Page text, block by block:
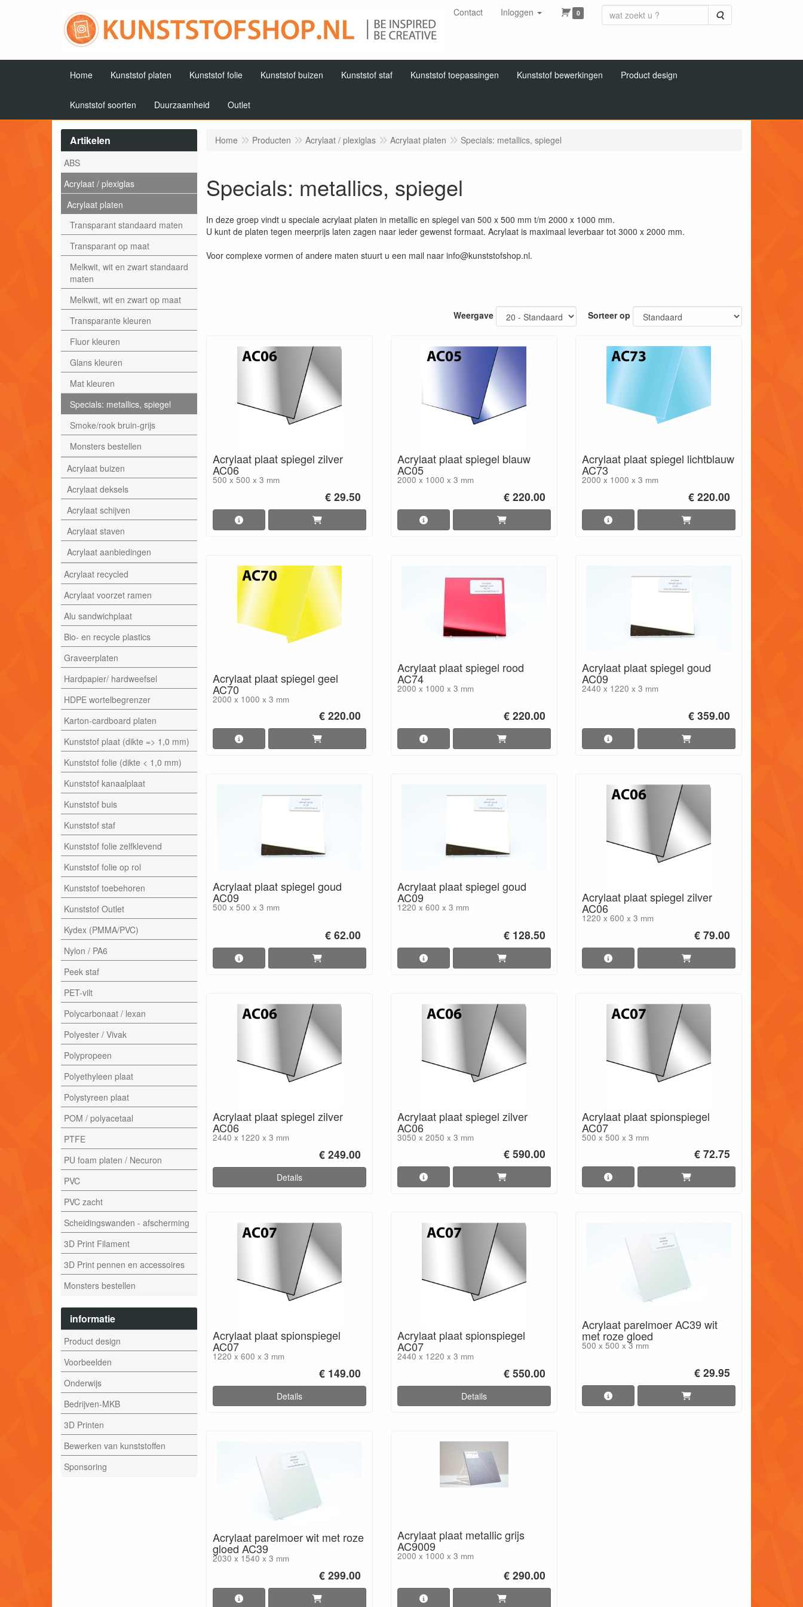
Contact Inloggen 0 Zoeken
Home Kunststof platen Kunststof folie Kunststof buizen Kunststof staf Kunststof toepassingen Kunststof bewerkingen Product design
Kunststof soorten Duurzaamheid Outlet
Artikelen
ABS
Acrylaat / plexiglas
Acrylaat platen
Transparant standaard maten
Transparant op maat
Melkwit, wit en zwart standaard
maten
Melkwit, wit en zwart op maat
Transparante kleuren
Fluor kleuren
Glans kleuren
Mat kleuren
Specials: metallics, spiegel
Smoke/rook bruin-grijs
Monsters bestellen
Acrylaat buizen
Acrylaat deksels
Acrylaat schijven
Acrylaat staven
Acrylaat aanbiedingen
Acrylaat recycled
Acrylaat voorzet ramen
Alu sandwichplaat
Bio- en recycle plastics
Graveerplaten
Hardpapier/ hardweefsel
HDPE wortelbegrenzer
Karton-cardboard platen
Kunststof plaat (dikte => 1,0 mm)
Kunststof folie (dikte < 1,0 mm)
Kunststof kanaalplaat
Kunststof buis
Kunststof staf
Kunststof folie zelfklevend
Kunststof folie op rol
Kunststof toebehoren
Kunststof Outlet
Kydex (PMMA/PVC)
Nylon / PA6
Peek staf
PET-vilt
Polycarbonaat / lexan
Polyester / Vivak
Polypropeen
Polyethyleen plaat
Polystyreen plaat
POM / polyacetaal
PTFE
PU foam platen / Necuron
PVC
PVC zacht
Scheidingswanden - afscherming
3D Print Filament
3D Print pennen en accessoires
Monsters bestellen
informatie
Product design
Voorbeelden
Onderwijs
Bedrijven-MKB
3D Printen
Bewerken van kunststoffen
Sponsoring
Home Producten Acrylaat / plexiglas Acrylaat platen Specials: metallics, spiegel
Specials: metallics, spiegel
In deze groep vindt u speciale acrylaat platen in metallic en spiegel van 500 x 500 mm t/m 2000 x 1000 mm.
U kunt de platen tegen meerprijs laten zagen naar ieder gewenst formaat. Acrylaat is maximaal leverbaar tot 3000 x 2000 mm.
Voor complexe vormen of andere maten stuurt u een mail naar info@kunststofshop.nl.
Weergave Sorteer op
Acrylaat plaat spiegel zilver
AC06
500 x 500 x 3 mm
€ 29.50
Acrylaat plaat spiegel blauw
AC05
2000 x 1000 x 3 mm
€ 220.00
Acrylaat plaat spiegel lichtblauw
AC73
2000 x 1000 x 3 mm
€ 220.00
Acrylaat plaat spiegel geel
AC70
2000 x 1000 x 3 mm
€ 220.00
Acrylaat plaat spiegel rood
AC74
2000 x 1000 x 3 mm
€ 220.00
Acrylaat plaat spiegel goud
AC09
2440 x 1220 x 3 mm
€ 359.00
Acrylaat plaat spiegel goud
AC09
500 x 500 x 3 mm
€ 62.00
Acrylaat plaat spiegel goud
AC09
1220 x 600 x 3 mm
€ 128.50
Acrylaat plaat spiegel zilver
AC06
1220 x 600 x 3 mm
€ 79.00
Acrylaat plaat spiegel zilver
AC06
2440 x 1220 x 3 mm
€ 249.00
Details
Acrylaat plaat spiegel zilver
AC06
3050 x 2050 x 3 mm
€ 590.00
Acrylaat plaat spionspiegel
AC07
500 x 500 x 3 mm
€ 72.75
Acrylaat plaat spionspiegel
AC07
1220 x 600 x 3 mm
€ 149.00
Details
Acrylaat plaat spionspiegel
AC07
2440 x 1220 x 3 mm
€ 550.00
Details
Acrylaat parelmoer AC39 wit
met roze gloed
500 x 500 x 3 mm
€ 29.95
Acrylaat parelmoer wit met roze
gloed AC39
2030 x 1540 x 3 mm
€ 299.00
Acrylaat plaat metallic grijs
AC9009
2000 x 1000 x 3 mm
€ 290.00